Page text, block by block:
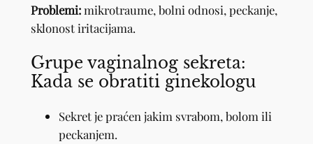
Problemi:mikrotraume, bolni odnosi, peckanje,
sklonost iritacijama.
Grupe vaginalnog sekreta:
Kada se obratiti ginekologu
Sekret je praćen jakim svrabom, bolom ili
peckanjem.